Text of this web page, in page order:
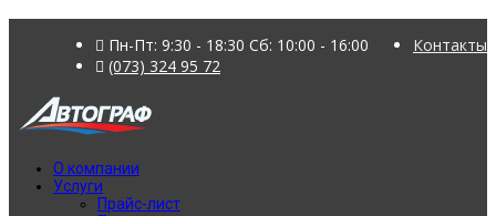
Контакты
Пн-Пт: 9:30 - 18:30 Сб: 10:00 - 16:00
(073) 324 95 72
О компании
Услуги
Прайс-лист